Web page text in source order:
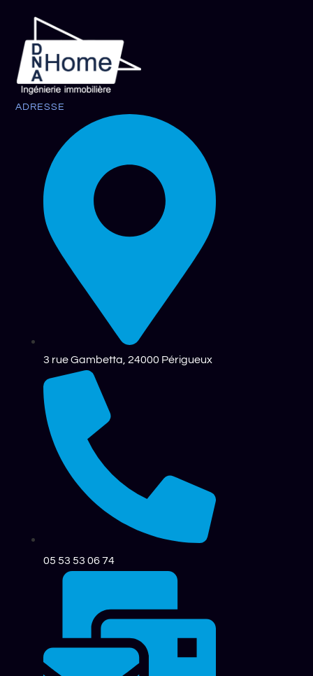
ADRESSE
3 rue Gambetta, 24000 Périgueux
05 53 53 06 74